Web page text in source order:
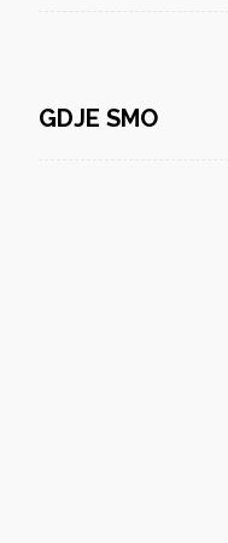
GDJE SMO